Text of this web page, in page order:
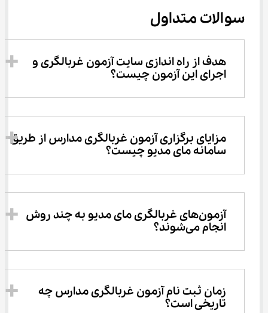
سوالات متداول
هدف از راه اندازی سایت آزمون غربالگری و
اجرای این آزمون چیست؟
مزایای برگزاری آزمون غربالگری مدارس از طریق
سامانه مای مدیو چیست؟
آزمون‌های غربالگری مای مدیو به چند روش
انجام می‌شوند؟
زمان ثبت نام آزمون غربالگری مدارس چه
تاریخی است؟